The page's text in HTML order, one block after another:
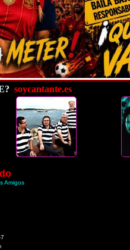
soycantante.es
Amigos